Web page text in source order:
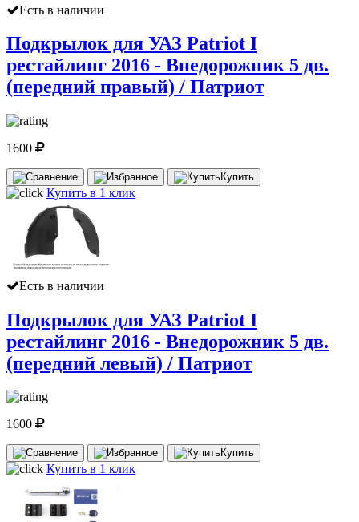
Есть в наличии
Подкрылок для УАЗ Patriot I
рестайлинг 2016 - Внедорожник 5 дв.
(передний правый) / Патриот
1600
Купить
Купить в 1 клик
Есть в наличии
Подкрылок для УАЗ Patriot I
рестайлинг 2016 - Внедорожник 5 дв.
(передний левый) / Патриот
1600
Купить
Купить в 1 клик